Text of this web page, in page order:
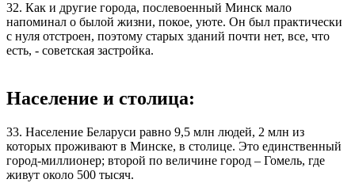
32. Как и другие города, послевоенный Минск мало
напоминал о былой жизни, покое, уюте. Он был практически
с нуля отстроен, поэтому старых зданий почти нет, все, что
есть, - советская застройка.
Население и столица:
33. Население Беларуси равно 9,5 млн людей, 2 млн из
которых проживают в Минске, в столице. Это единственный
город-миллионер; второй по величине город – Гомель, где
живут около 500 тысяч.